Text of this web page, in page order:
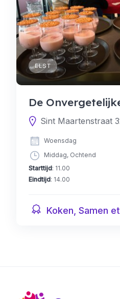
ELST
De
Woensdag
Middag, Ochtend
Starttijd: 11.00
Eindtijd: 14.00
Koken, Samen